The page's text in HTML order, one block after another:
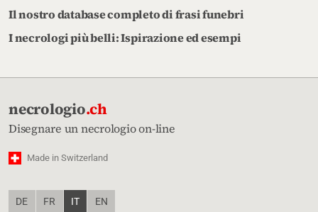
Il nostro database completo di frasi funebri
I necrologi più belli: Ispirazione ed esempi
necrologio.ch
Disegnare un necrologio on-line
Made in Switzerland
DE FR IT EN